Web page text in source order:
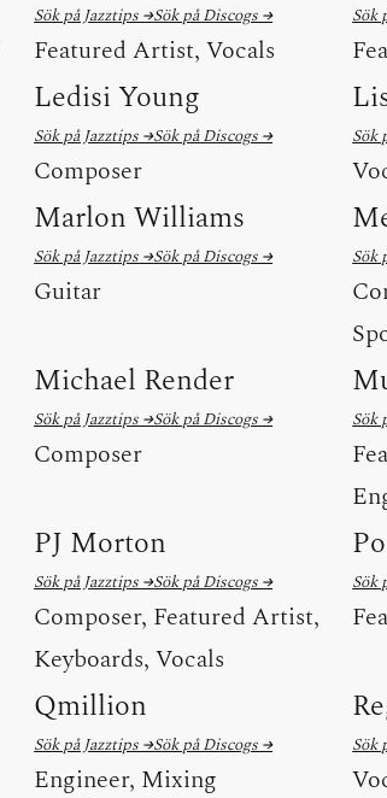
Sök på Jazztips →Sök på Discogs →
Featured Artist, Vocals
Sök
Ledisi Young
Sök på Jazztips →Sök på Discogs →
Composer
Sök
Marlon Williams
Sök på Jazztips →Sök på Discogs →
Guitar
Sök
Michael Render
Sök på Jazztips →Sök på Discogs →
Composer
Sök
PJ Morton
Sök på Jazztips →Sök på Discogs →
Composer, Featured Artist,
Keyboards, Vocals
Sök
Qmillion
Sök på Jazztips →Sök på Discogs →
Engineer, Mixing
Sök